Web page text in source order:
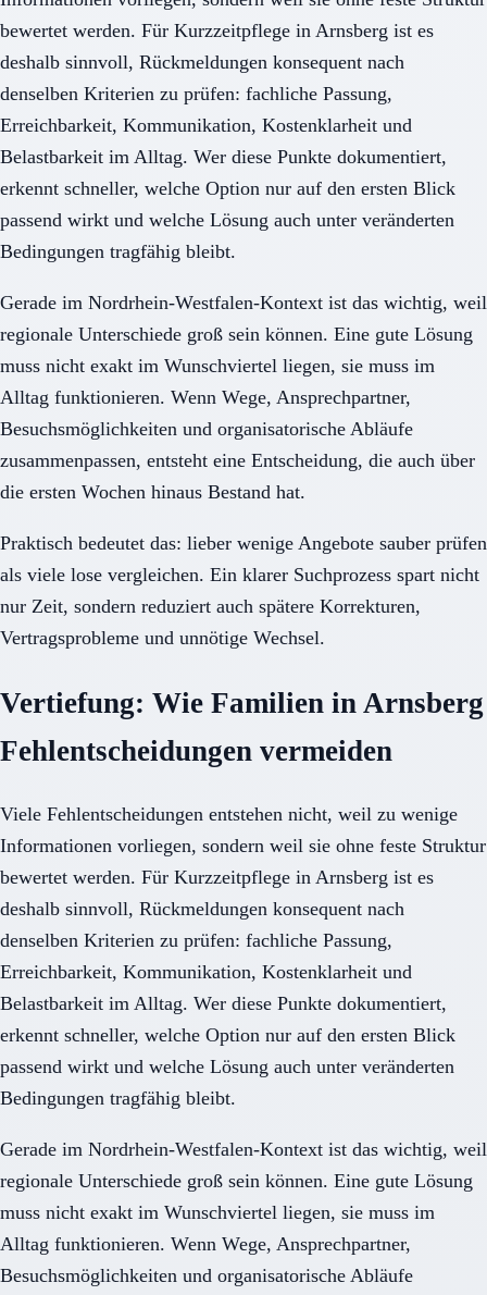
bewertet werden. Für Kurzzeitpflege in Arnsberg ist es
deshalb sinnvoll, Rückmeldungen konsequent nach
denselben Kriterien zu prüfen: fachliche Passung,
Erreichbarkeit, Kommunikation, Kostenklarheit und
Belastbarkeit im Alltag. Wer diese Punkte dokumentiert,
erkennt schneller, welche Option nur auf den ersten Blick
passend wirkt und welche Lösung auch unter veränderten
Bedingungen tragfähig bleibt.
Gerade im Nordrhein-Westfalen-Kontext ist das wichtig, weil
regionale Unterschiede groß sein können. Eine gute Lösung
muss nicht exakt im Wunschviertel liegen, sie muss im
Alltag funktionieren. Wenn Wege, Ansprechpartner,
Besuchsmöglichkeiten und organisatorische Abläufe
zusammenpassen, entsteht eine Entscheidung, die auch über
die ersten Wochen hinaus Bestand hat.
Praktisch bedeutet das: lieber wenige Angebote sauber prüfen
als viele lose vergleichen. Ein klarer Suchprozess spart nicht
nur Zeit, sondern reduziert auch spätere Korrekturen,
Vertragsprobleme und unnötige Wechsel.
Vertiefung: Wie Familien in Arnsberg
Fehlentscheidungen vermeiden
Viele Fehlentscheidungen entstehen nicht, weil zu wenige
Informationen vorliegen, sondern weil sie ohne feste Struktur
bewertet werden. Für Kurzzeitpflege in Arnsberg ist es
deshalb sinnvoll, Rückmeldungen konsequent nach
denselben Kriterien zu prüfen: fachliche Passung,
Erreichbarkeit, Kommunikation, Kostenklarheit und
Belastbarkeit im Alltag. Wer diese Punkte dokumentiert,
erkennt schneller, welche Option nur auf den ersten Blick
passend wirkt und welche Lösung auch unter veränderten
Bedingungen tragfähig bleibt.
Gerade im Nordrhein-Westfalen-Kontext ist das wichtig, weil
regionale Unterschiede groß sein können. Eine gute Lösung
muss nicht exakt im Wunschviertel liegen, sie muss im
Alltag funktionieren. Wenn Wege, Ansprechpartner,
Besuchsmöglichkeiten und organisatorische Abläufe